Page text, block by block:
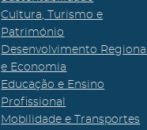
Cultura, Turismo e
Património
Desenvolvimento Regional
e Economia
Educação e Ensino
Profissional
Mobilidade e Transportes